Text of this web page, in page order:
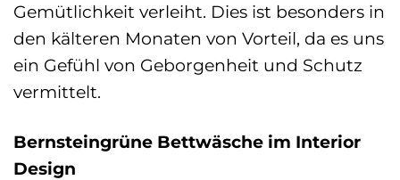
Gemütlichkeit verleiht. Dies ist besonders in
den kälteren Monaten von Vorteil, da es uns
ein Gefühl von Geborgenheit und Schutz
vermittelt.
Bernsteingrüne Bettwäsche im Interior
Design